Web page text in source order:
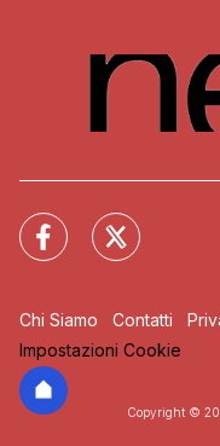
Chi Siamo Contatti
Impostazioni Cookie
Copyright ©